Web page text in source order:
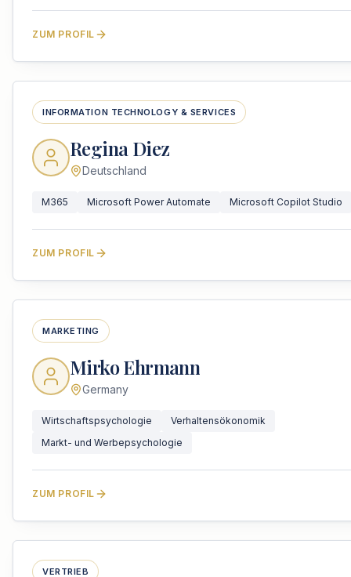
ZUM PROFIL
INFORMATION TECHNOLOGY & SERVICES
Regina Diez
Deutschland
M365 Microsoft Power Automate Microsoft Copilot Studio
ZUM PROFIL
MARKETING
Mirko Ehrmann
Germany
Wirtschaftspsychologie
Verhaltensökonomik
Markt- und Werbepsychologie
ZUM PROFIL
VERTRIEB